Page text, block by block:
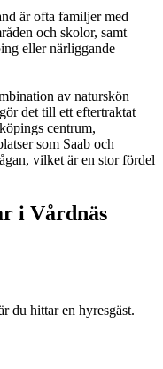
är ofta familjer med
och skolor, samt
eller närliggande
av naturskön
det till ett eftertraktat
centrum,
som Saab och
vilket är en stor fördel
i Vårdnäs
du hittar en hyresgäst.